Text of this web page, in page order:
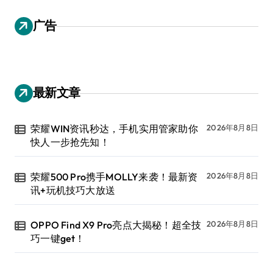
广告
最新文章
荣耀WIN资讯秒达，手机实用管家助你
快人一步抢先知！
2026年8月8日
荣耀500 Pro携手MOLLY来袭！最新资
讯+玩机技巧大放送
2026年8月8日
OPPO Find X9 Pro亮点大揭秘！超全技
巧一键get！
2026年8月8日